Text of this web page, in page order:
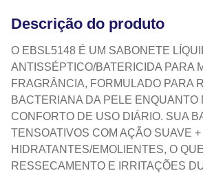
Descrição do produto
O EBSL5148 É UM SABONETE
ANTISSÉPTICO/BATERICIDA PARA
FRAGRÂNCIA, FORMULADO PARA
BACTERIANA DA PELE ENQUANTO
CONFORTO DE USO DIÁRIO. SUA
TENSOATIVOS COM AÇÃO SUAVE +
HIDRATANTES/EMOLIENTES, O
RESSECAMENTO E IRRITAÇÕES